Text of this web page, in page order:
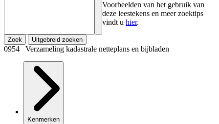
Voorbeelden van het gebruik van
deze leestekens en meer zoektips
vindt u hier.
Zoek Uitgebreid zoeken
0954 Verzameling kadastrale netteplans en bijbladen
Kenmerken